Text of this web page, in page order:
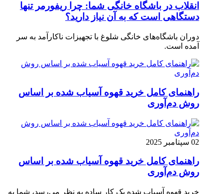
انقلاب در باشگاه خانگی شما: چرا ریفورمر تنها
دستگاهی است که به آن نیاز دارید؟
دوران باشگاه‌های خانگی شلوغ با تجهیزات ناکارآمد به سر
آمده است.
راهنمای کامل خرید قهوه آسیاب شده بر اساس
روش دم‌آوری
02 سپتامبر 2025
راهنمای کامل خرید قهوه آسیاب شده بر اساس
روش دم‌آوری
خرید قهوه آسیاب شده یک کار ساده به نظر می‌رسد، شما به